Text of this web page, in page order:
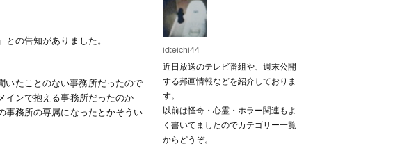
の告知がありました。
いたことのない事務所だったので
インで抱える事務所だったのか
務所の専属になったとかそうい
id:eichi44
近日放送のテレビ番組や、週末公開
する邦画情報などを紹介しておりま
す。
以前は怪奇・心霊・ホラー関連もよ
く書いてましたのでカテゴリー一覧
からどうぞ。